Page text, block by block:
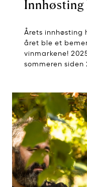
Innhøsting
Årets innhøsting
året ble et
vinmarkene!
sommeren siden